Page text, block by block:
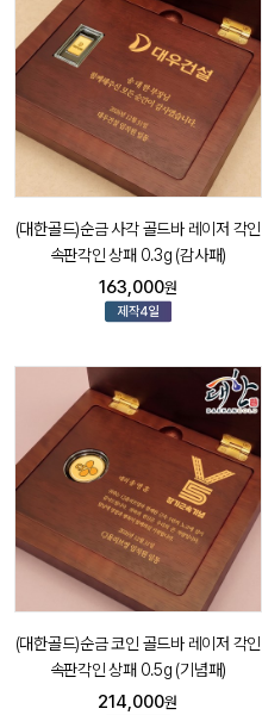
(대한골드)순금 사각 골드바 레이저 각인
속판각인 상패 0.3g (감사패)
163,000원
(대한골드)순금 코인 골드바 레이저 각인
속판각인 상패 0.5g (기념패)
214,000원